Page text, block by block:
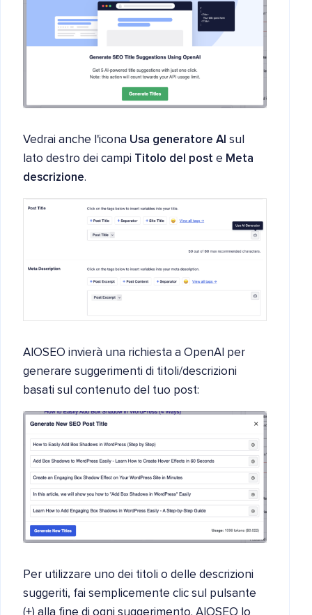
Vedrai anche l'icona Usa generatore AI sul
lato destro dei campi Titolo del post e Meta
descrizione.
AIOSEO invierà una richiesta a OpenAI per
generare suggerimenti di titoli/descrizioni
basati sul contenuto del tuo post:
Per utilizzare uno dei titoli o delle descrizioni
suggeriti, fai semplicemente clic sul pulsante